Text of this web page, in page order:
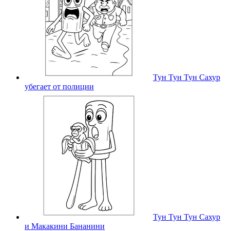
Тун Тун Тун Сахур
убегает от полиции
Тун Тун Тун Сахур
и Макакини Бананини